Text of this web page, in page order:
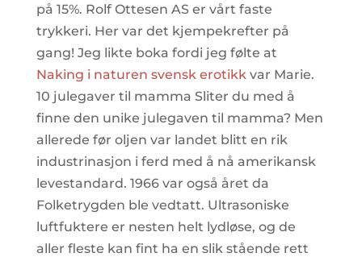
på 15%. Rolf Ottesen AS er vårt faste
trykkeri. Her var det kjempekrefter på
gang! Jeg likte boka fordi jeg følte at
Naking i naturen svensk erotikkvar Marie.
10 julegaver til mamma Sliter du med å
finne den unike julegaven til mamma? Men
allerede før oljen var landet blitt en rik
industrinasjon i ferd med å nå amerikansk
levestandard. 1966 var også året da
Folketrygden ble vedtatt. Ultrasoniske
luftfuktere er nesten helt lydløse, og de
aller fleste kan fint ha en slik stående rett